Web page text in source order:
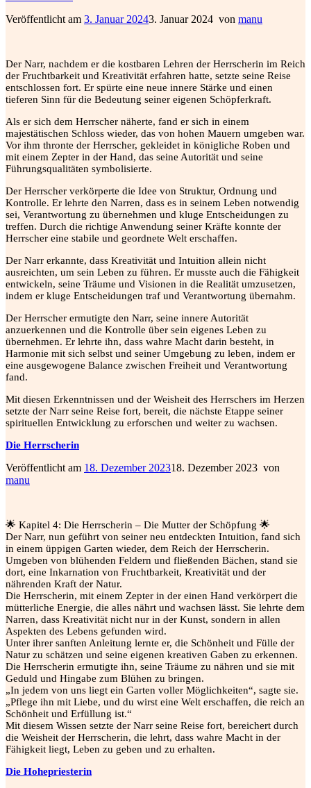
Veröffentlicht am 3. Januar 20243. Januar 2024 von manu
Der Narr, nachdem er die kostbaren Lehren der Herrscherin im Reich
der Fruchtbarkeit und Kreativität erfahren hatte, setzte seine Reise
entschlossen fort. Er spürte eine neue innere Stärke und einen
tieferen Sinn für die Bedeutung seiner eigenen Schöpferkraft.
Als er sich dem Herrscher näherte, fand er sich in einem
majestätischen Schloss wieder, das von hohen Mauern umgeben war.
Vor ihm thronte der Herrscher, gekleidet in königliche Roben und
mit einem Zepter in der Hand, das seine Autorität und seine
Führungsqualitäten symbolisierte.
Der Herrscher verkörperte die Idee von Struktur, Ordnung und
Kontrolle. Er lehrte den Narren, dass es in seinem Leben notwendig
sei, Verantwortung zu übernehmen und kluge Entscheidungen zu
treffen. Durch die richtige Anwendung seiner Kräfte konnte der
Herrscher eine stabile und geordnete Welt erschaffen.
Der Narr erkannte, dass Kreativität und Intuition allein nicht
ausreichten, um sein Leben zu führen. Er musste auch die Fähigkeit
entwickeln, seine Träume und Visionen in die Realität umzusetzen,
indem er kluge Entscheidungen traf und Verantwortung übernahm.
Der Herrscher ermutigte den Narr, seine innere Autorität
anzuerkennen und die Kontrolle über sein eigenes Leben zu
übernehmen. Er lehrte ihn, dass wahre Macht darin besteht, in
Harmonie mit sich selbst und seiner Umgebung zu leben, indem er
eine ausgewogene Balance zwischen Freiheit und Verantwortung
fand.
Mit diesen Erkenntnissen und der Weisheit des Herrschers im Herzen
setzte der Narr seine Reise fort, bereit, die nächste Etappe seiner
spirituellen Entwicklung zu erforschen und weiter zu wachsen.
Die Herrscherin
Veröffentlicht am 18. Dezember 202318. Dezember 2023 von
manu
🌟 Kapitel 4: Die Herrscherin – Die Mutter der Schöpfung 🌟
Der Narr, nun geführt von seiner neu entdeckten Intuition, fand sich
in einem üppigen Garten wieder, dem Reich der Herrscherin.
Umgeben von blühenden Feldern und fließenden Bächen, stand sie
dort, eine Inkarnation von Fruchtbarkeit, Kreativität und der
nährenden Kraft der Natur.
Die Herrscherin, mit einem Zepter in der einen Hand verkörpert die
mütterliche Energie, die alles nährt und wachsen lässt. Sie lehrte dem
Narren, dass Kreativität nicht nur in der Kunst, sondern in allen
Aspekten des Lebens gefunden wird.
Unter ihrer sanften Anleitung lernte er, die Schönheit und Fülle der
Natur zu schätzen und seine eigenen kreativen Gaben zu erkennen.
Die Herrscherin ermutigte ihn, seine Träume zu nähren und sie mit
Geduld und Hingabe zum Blühen zu bringen.
„In jedem von uns liegt ein Garten voller Möglichkeiten“, sagte sie.
„Pflege ihn mit Liebe, und du wirst eine Welt erschaffen, die reich an
Schönheit und Erfüllung ist.“
Mit diesem Wissen setzte der Narr seine Reise fort, bereichert durch
die Weisheit der Herrscherin, die lehrt, dass wahre Macht in der
Fähigkeit liegt, Leben zu geben und zu erhalten.
Die Hohepriesterin